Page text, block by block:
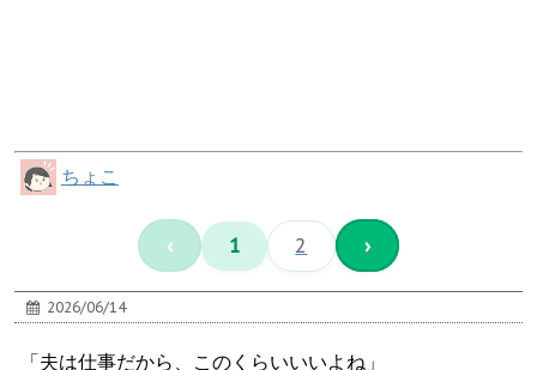
ちょこ
‹ 1 2 ›
2026/06/14
「夫は仕事だから、このくらいいいよね」